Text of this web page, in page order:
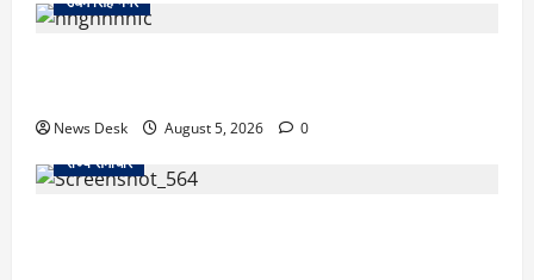
News Desk August 5, 2026
0
राज्य समाचार